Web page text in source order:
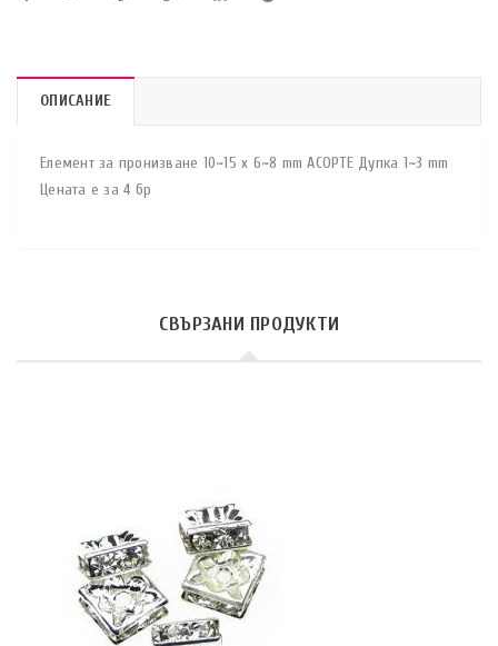
ОПИСАНИЕ
Елемент за пронизване 10~15 x 6~8 mm АСОРТЕ Дупка 1~3 mm
Цената е за 4 бр
СВЪРЗАНИ ПРОДУКТИ